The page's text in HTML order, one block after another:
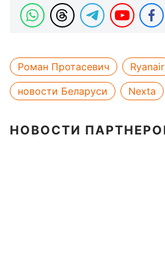
Роман Протасевич
Ryanair
новости Беларуси
Nexta
НОВОСТИ